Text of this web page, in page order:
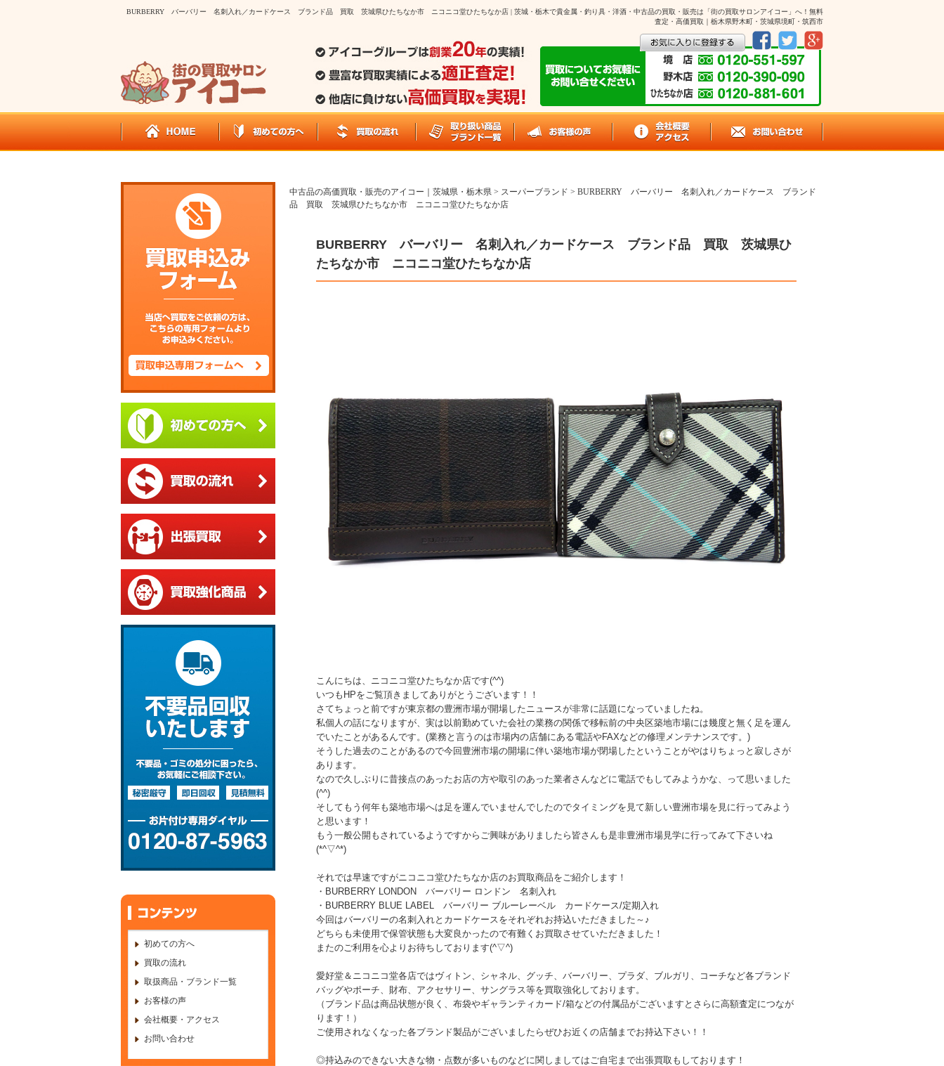
BURBERRY バーバリー 名刺入れ／カードケース ブランド品 買取 茨城県ひたちなか市 ニコニコ堂ひたちなか店 | 茨城・栃木で貴金属・釣り具・洋酒・中古品の買取・販売は「街の買取サロンアイコー」へ！無料
査定・高価買取｜栃木県野木町・茨城県境町・筑西市
初めての方へ
買取の流れ
取扱商品・ブランド一覧
お客様の声
会社概要・アクセス
お問い合わせ
中古品の高価買取・販売のアイコー｜茨城県・栃木県 > スーパーブランド > BURBERRY バーバリー 名刺入れ／カードケース ブランド
品 買取 茨城県ひたちなか市 ニコニコ堂ひたちなか店
BURBERRY バーバリー 名刺入れ／カードケース ブランド品 買取 茨城県ひ
たちなか市 ニコニコ堂ひたちなか店
こんにちは、ニコニコ堂ひたちなか店です(^^)
いつもHPをご覧頂きましてありがとうございます！！
さてちょっと前ですが東京都の豊洲市場が開場したニュースが非常に話題になっていましたね。
私個人の話になりますが、実は以前勤めていた会社の業務の関係で移転前の中央区築地市場には幾度と無く足を運ん
でいたことがあるんです。(業務と言うのは市場内の店舗にある電話やFAXなどの修理メンテナンスです。)
そうした過去のことがあるので今回豊洲市場の開場に伴い築地市場が閉場したということがやはりちょっと寂しさが
あります。
なので久しぶりに昔接点のあったお店の方や取引のあった業者さんなどに電話でもしてみようかな、って思いました
(^^)
そしてもう何年も築地市場へは足を運んでいませんでしたのでタイミングを見て新しい豊洲市場を見に行ってみよう
と思います！
もう一般公開もされているようですからご興味がありましたら皆さんも是非豊洲市場見学に行ってみて下さいね
(*^▽^*)
それでは早速ですがニコニコ堂ひたちなか店のお買取商品をご紹介します！
・BURBERRY LONDON バーバリー ロンドン 名刺入れ
・BURBERRY BLUE LABEL バーバリー ブルーレーベル カードケース/定期入れ
今回はバーバリーの名刺入れとカードケースをそれぞれお持込いただきました～♪
どちらも未使用で保管状態も大変良かったので有難くお買取させていただきました！
またのご利用を心よりお待ちしております(^▽^)
愛好堂＆ニコニコ堂各店ではヴィトン、シャネル、グッチ、バーバリー、プラダ、ブルガリ、コーチなど各ブランド
バッグやポーチ、財布、アクセサリー、サングラス等を買取強化しております。
（ブランド品は商品状態が良く、布袋やギャランティカード/箱などの付属品がございますとさらに高額査定につなが
ります！）
ご使用されなくなった各ブランド製品がございましたらぜひお近くの店舗までお持込下さい！！
◎持込みのできない大きな物・点数が多いものなどに関しましてはご自宅まで出張買取もしております！